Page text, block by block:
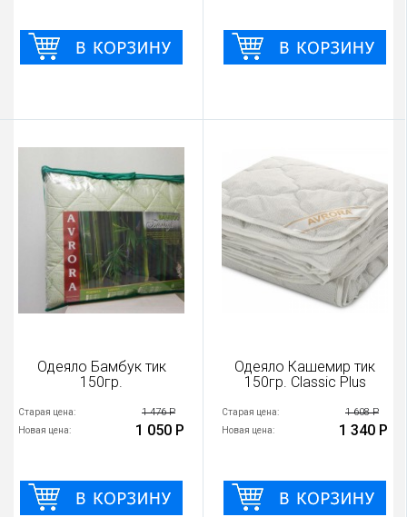
Одеяло Бамбук тик
150гр.
Старая цена: 1 476 Р
Новая цена: 1 050 Р
Одеяло Кашемир тик
150гр. Classic Plus
Старая цена: 1 608 Р
Новая цена: 1 340 Р